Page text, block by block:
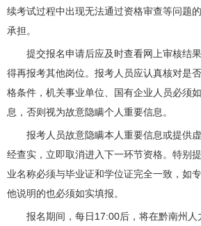
续考试过程中出现无法通过资格审查等问题
承担。
提交报名申请后应及时查看网上审核结果
得再报考其他岗位。报考人员应认真核对是
格条件，机关事业单位、国有企业人员必须
息，否则视为故意隐瞒个人重要信息。
报考人员故意隐瞒本人重要信息或提供虚
经查实，立即取消进入下一环节资格。特别
业名称必须与毕业证和学位证完全一致，如
他说明的也必须如实填报。
报名期间，每日17:00后，将在黔南州人